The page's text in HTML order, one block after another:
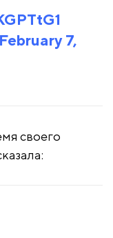
February 7,
своего